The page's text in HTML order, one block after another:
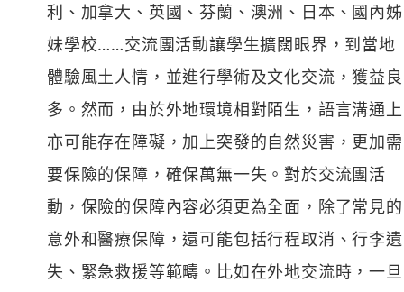
利、加拿大、英國、芬蘭、澳洲、日本、國內姊
妹學校……交流團活動讓學生擴闊眼界，到當地
體驗風土人情，並進行學術及文化交流，獲益良
多。然而，由於外地環境相對陌生，語言溝通上
亦可能存在障礙，加上突發的自然災害，更加需
要保險的保障，確保萬無一失。對於交流團活
動，保險的保障內容必須更為全面，除了常見的
意外和醫療保障，還可能包括行程取消、行李遺
失、緊急救援等範疇。比如在外地交流時，一旦